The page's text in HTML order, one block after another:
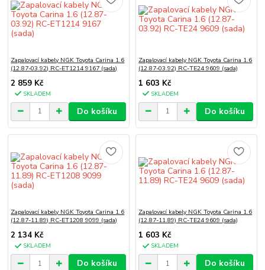
Zapalovací kabely NGK Toyota Carina 1.6
(12.87-03.92) RC-ET1214 9167 (sada)
2 859 Kč
SKLADEM
Do košíku
Zapalovací kabely NGK Toyota Carina 1.6
(12.87-03.92) RC-TE24 9609 (sada)
1 603 Kč
SKLADEM
Do košíku
Zapalovací kabely NGK Toyota Carina 1.6
(12.87-11.89) RC-ET1208 9099 (sada)
2 134 Kč
SKLADEM
Do košíku
Zapalovací kabely NGK Toyota Carina 1.6
(12.87-11.89) RC-TE24 9609 (sada)
1 603 Kč
SKLADEM
Do košíku